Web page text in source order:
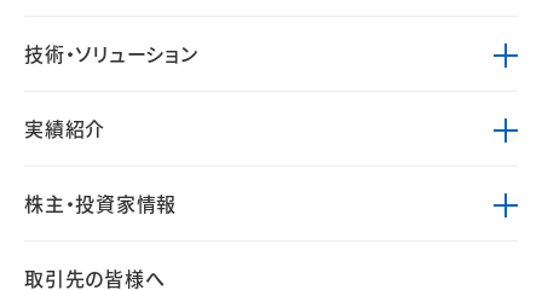
技術・ソリューション
実績紹介
株主・投資家情報
取引先の皆様へ